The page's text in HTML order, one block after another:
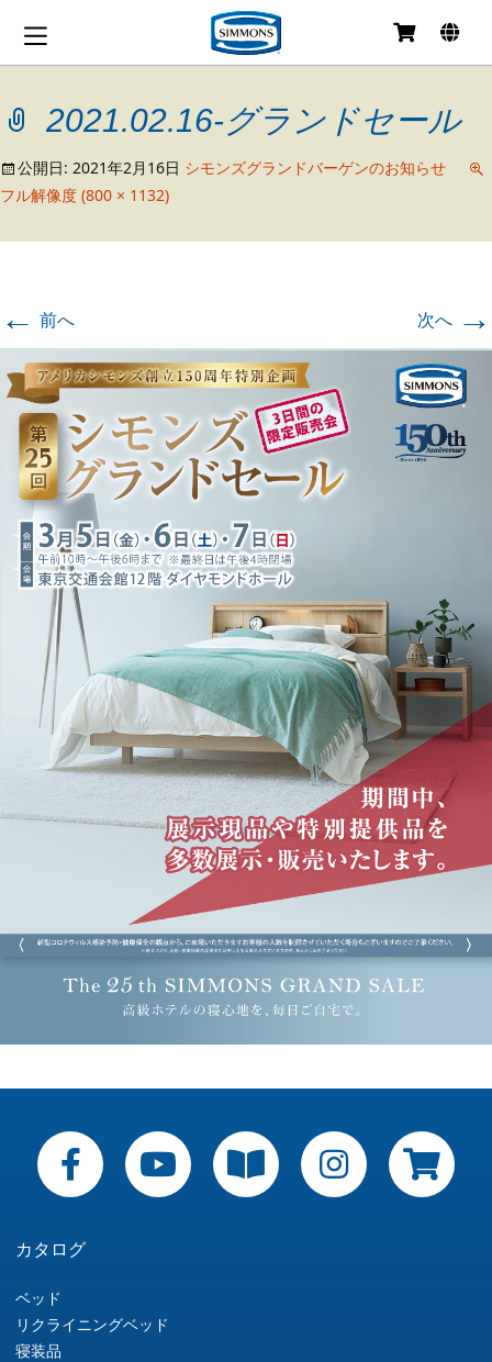
ン
ツ
へ
移
動
2021.02.16-グランドセール
公開日: 2021年2月16日 シモンズグランドバーゲンのお知らせ
フル解像度 (800 × 1132)
← 前へ 次へ →
カタログ
ベッド
リクライニングベッド
寝装品